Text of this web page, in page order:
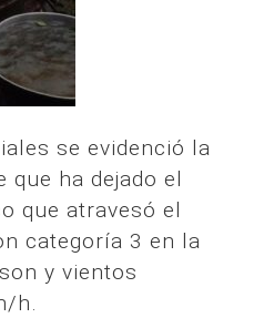
se evidenció la
que ha dejado el
que atravesó el
categoría 3 en la
y vientos
h.